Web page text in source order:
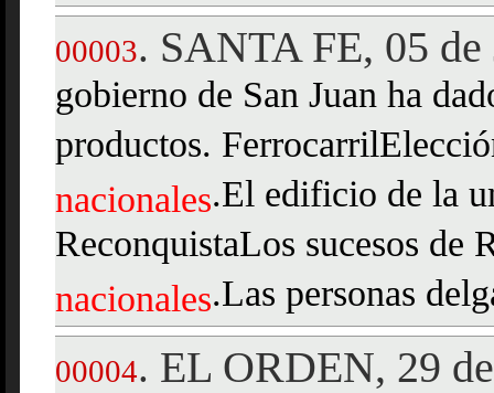
00003. SANTA FE, 05
gobierno de San Juan ha
productos.
nacionales.El edificio de la
ReconquistaLos sucesos de
nacionales.Las personas
00004. EL ORDEN, 29